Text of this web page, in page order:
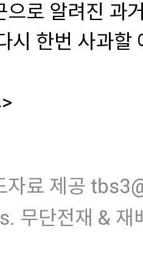
으로 알려진 과
시 한번 사과할
자료 제공
단전재 & 재